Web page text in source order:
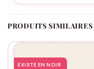
personnalisation. Ces t-
Impression de qualité
PRODUITS SIMILAIRES
EXISTE EN NOIR